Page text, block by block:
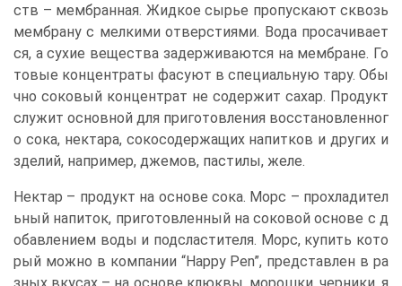
ств – мембранная. Жидкое сырье пропускают сквозь
мембрану с мелкими отверстиями. Вода просачивает
ся, а сухие вещества задерживаются на мембране. Го
товые концентраты фасуют в специальную тару. Обы
чно соковый концентрат не содержит сахар. Продукт
служит основной для приготовления восстановленног
о сока, нектара, сокосодержащих напитков и других и
зделий, например, джемов, пастилы, желе.
Нектар – продукт на основе сока. Морс – прохладител
ьный напиток, приготовленный на соковой основе с д
обавлением воды и подсластителя. Морс, купить кото
рый можно в компании “Happy Pen”, представлен в ра